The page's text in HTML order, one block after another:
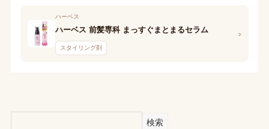
ハーベス
ハーベス 前髪専科 まっすぐまとまるセラム
スタイリング剤
›
検索